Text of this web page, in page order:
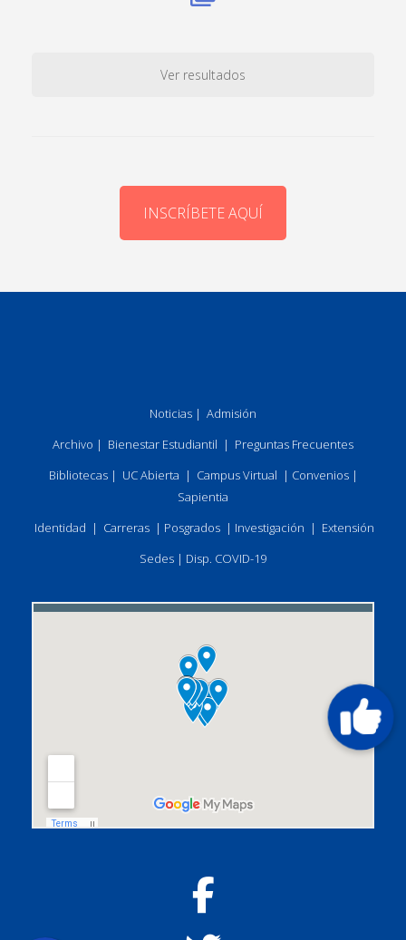
Ver resultados
INSCRÍBETE AQUÍ
Noticias | Admisión
Archivo | Bienestar Estudiantil | Preguntas Frecuentes
Bibliotecas| UC Abierta | Campus Virtual | Convenios|
Sapientia
Identidad | Carreras | Posgrados | Investigación | Extensión
Sedes | Disp. COVID-19